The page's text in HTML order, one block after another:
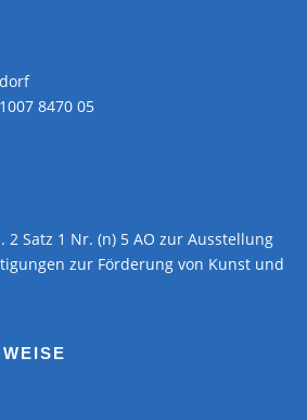
8470 05
2 Satz 1 Nr. (n) 5 AO zur Ausstellung
zur Förderung von Kunst und